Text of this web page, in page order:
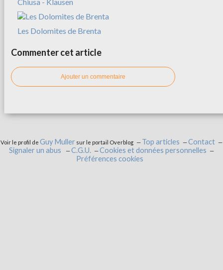
Les Dolomites de Brenta
Commenter cet article
Ajouter un commentaire
Voir le profil de Guy Muller sur le portail Overblog Top articles
Contact
Signaler un abus
C.G.U.
Cookies et données personnelles
Préférences cookies